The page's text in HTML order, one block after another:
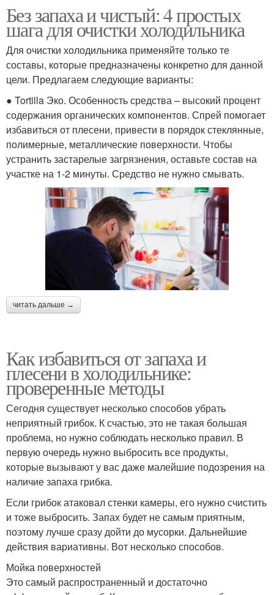
Без запаха и чистый: 4 простых
шага для очистки холодильника
Для очистки холодильника применяйте только те
составы, которые предназначены конкретно для данной
цели. Предлагаем следующие варианты:
● Tortilla Эко. Особенность средства – высокий процент
содержания органических компонентов. Спрей помогает
избавиться от плесени, привести в порядок стеклянные,
полимерные, металлические поверхности. Чтобы
устранить застарелые загрязнения, оставьте состав на
участке на 1-2 минуты. Средство не нужно смывать.
читать дальше →
Как избавиться от запаха и
плесени в холодильнике:
проверенные методы
Сегодня существует несколько способов убрать
неприятный грибок. К счастью, это не такая большая
проблема, но нужно соблюдать несколько правил. В
первую очередь нужно выбросить все продукты,
которые вызывают у вас даже малейшие подозрения на
наличие запаха грибка.
Если грибок атаковал стенки камеры, его нужно счистить
и тоже выбросить. Запах будет не самым приятным,
поэтому лучше сразу дойти до мусорки. Дальнейшие
действия вариативны. Вот несколько способов.
Мойка поверхностей
Это самый распространенный и достаточно